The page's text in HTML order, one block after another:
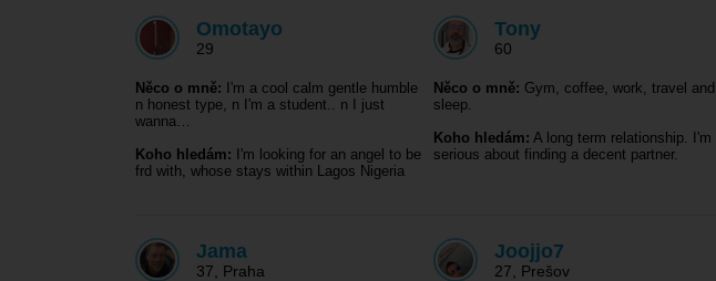
Omotayo
29
Něco o mně: I'm a cool calm gentle humble
n honest type, n I'm a student.. n I just
wanna…
Koho hledám: I'm looking for an angel to be
frd with, whose stays within Lagos Nigeria
Tony
60
Něco o mně: Gym, coffee, work, travel and
sleep.
Koho hledám: A long term relationship. I'm
serious about finding a decent partner.
Jama
37 Praha
Joojjo7
27 Prešov